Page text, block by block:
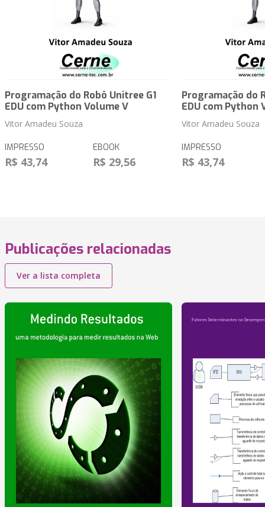
Programação do Robô Unitree G1
EDU com Python Volume V
Vitor Amadeu Souza
IMPRESSO
R$ 43,74
EBOOK
R$ 29,56
Programação do
EDU com Python
Vitor Amadeu Souza
IMPRESSO
R$ 43,74
Publicações relacionadas
Ver a lista completa